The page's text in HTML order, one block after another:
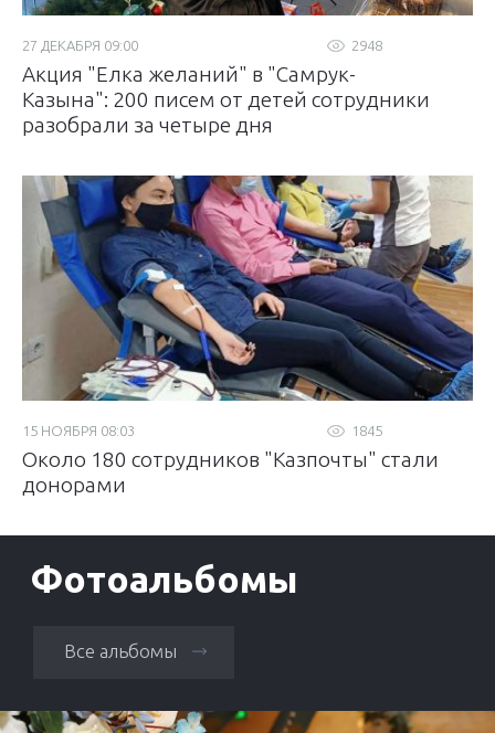
2948
27 ДЕКАБРЯ 09:00
Акция "Елка желаний" в "Самрук-
Казына": 200 писем от детей сотрудники
разобрали за четыре дня
1845
15 НОЯБРЯ 08:03
Около 180 сотрудников "Казпочты" стали
донорами
Фотоальбомы
Все альбомы